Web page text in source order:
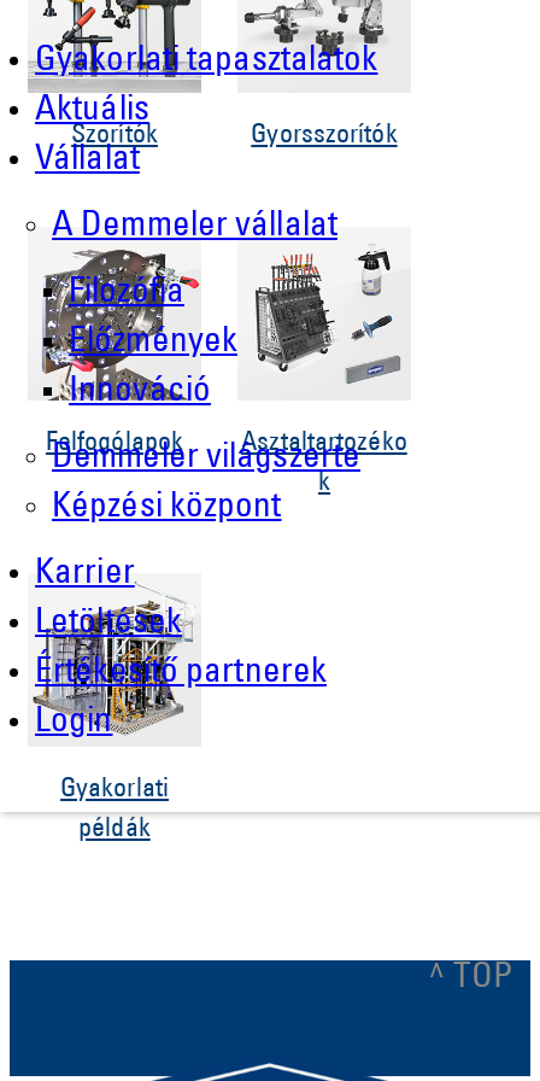
Gyakorlati tapasztalatok
Aktuális
Vállalat
A Demmeler vállalat
Filozófia
Előzmények
Innováció
Demmeler világszerte
Képzési központ
Karrier
Letöltések
Értékesítő partnerek
Login
Szorítók Gyorsszorítók
Felfogólapok
Asztaltartozéko
k
Gyakorlati
példák
^ TOP